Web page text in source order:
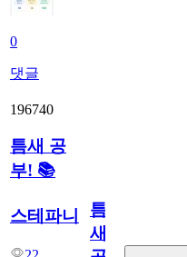
0
댓글
196740
틈새 공
부! 📚
스테파니
틈
새